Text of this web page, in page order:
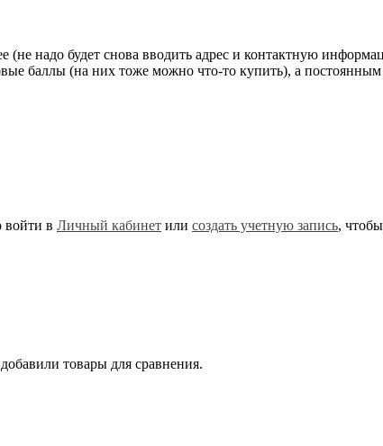
надо будет снова вводить адрес и контактную
баллы (на них тоже можно что-то купить), а
войти в Личный кабинет или создать учетную запись,
товары для сравнения.